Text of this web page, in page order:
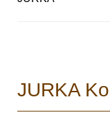
JURKA